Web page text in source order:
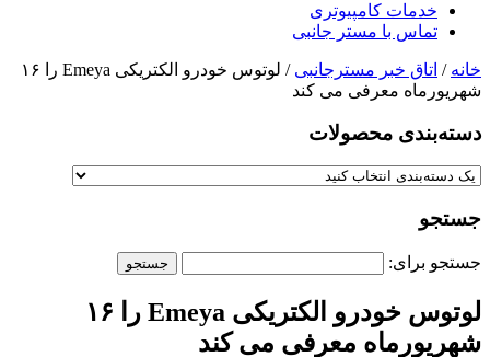
خدمات کامپیوتری
تماس با مستر جانبی
خانه / اتاق خبر مسترجانبی
/ لوتوس خودرو الکتریکی Emeya را ۱۶
شهریورماه معرفی می کند
دسته‌بندی‌ محصولات
جستجو
جستجو برای:
لوتوس خودرو الکتریکی Emeya را ۱۶
شهریورماه معرفی می کند